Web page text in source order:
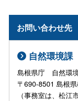
お問い合わせ先
自然環境課
島根県庁 自然環
〒690-8501 島根
（事務室は、松